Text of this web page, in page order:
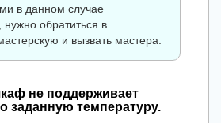
в данном случае
обратиться в
и вызвать мастера.
не поддерживает
заданную температуру.